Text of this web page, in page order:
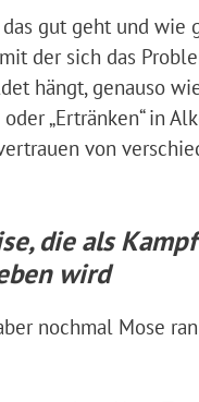
gut geht und wie
der sich das
hängt, genauso
„Ertränken“ in
von
die als Kampf
wird
nochmal Mose